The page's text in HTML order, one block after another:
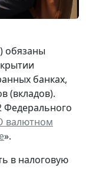
обязаны
банках,
(вкладов).
Федерального
валютном
».
в налоговую